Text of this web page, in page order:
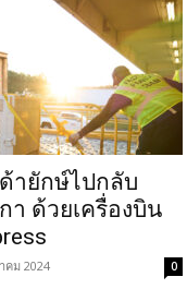
ายักษ์ไปกลับ
า ด้วยเครื่องบิน
คม 2024 0